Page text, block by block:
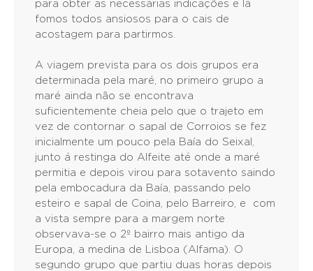
para obter as necessárias indicações e lá
fomos todos ansiosos para o cais de
acostagem para partirmos.
A viagem prevista para os dois grupos era
determinada pela maré, no primeiro grupo a
maré ainda não se encontrava
suficientemente cheia pelo que o trajeto em
vez de contornar o sapal de Corroios se fez
inicialmente um pouco pela Baía do Seixal,
junto á restinga do Alfeite até onde a maré
permitia e depois virou para sotavento saindo
pela embocadura da Baía, passando pelo
esteiro e sapal de Coina, pelo Barreiro, e com
a vista sempre para a margem norte
observava-se o 2º bairro mais antigo da
Europa, a medina de Lisboa (Alfama). O
segundo grupo que partiu duas horas depois